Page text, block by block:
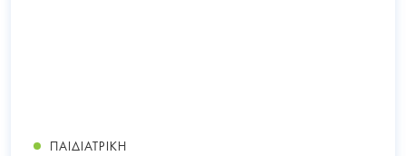
ΠΑΙΔΙΑΤΡΙΚΉ